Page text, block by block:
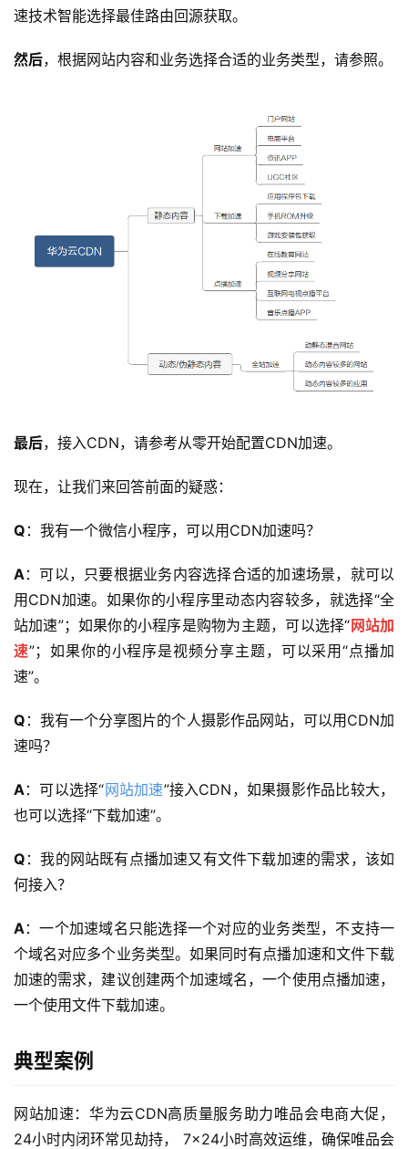
公
告
问
答
区
速
盾
动
态
速技术智能选择最佳路由回源获取。
然后，根据网站内容和业务选择合适的业务类型，请参照。
最后，接入CDN，请参考从零开始配置CDN加速。
现在，让我们来回答前面的疑惑：
Q ：我有一个微信小程序，可以用CDN加速吗？
A ：可以，只要根据业务内容选择合适的加速场景，就可以
用CDN加速。如果你的小程序里动态内容较多，就选择“全
站加速”；如果你的小程序是购物为主题，可以选择“网站加
速”；如果你的小程序是视频分享主题，可以采用“点播加
速”。
Q ：我有一个分享图片的个人摄影作品网站，可以用CDN加
速吗？
A ：可以选择“网站加速”接入CDN，如果摄影作品比较大，
也可以选择“下载加速”。
Q ：我的网站既有点播加速又有文件下载加速的需求，该如
何接入？
A ：一个加速域名只能选择一个对应的业务类型，不支持一
个域名对应多个业务类型。如果同时有点播加速和文件下载
加速的需求，建议创建两个加速域名，一个使用点播加速，
一个使用文件下载加速。
典型案例
网站加速：华为云CDN高质量服务助力唯品会电商大促，
24小时内闭环常见劫持， 7×24小时高效运维，确保唯品会